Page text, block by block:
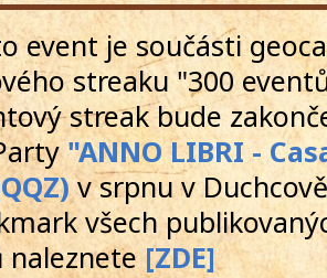
event je součásti
streaku "300
streak bude
"ANNO LIBRI -
v srpnu v Duchcově
všech
naleznete[ZDE]